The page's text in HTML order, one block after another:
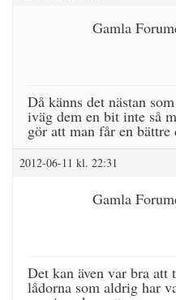
Gamla
Då känns det nästan
iväg dem en bit inte så
gör att man får en
2012-06-11 kl. 22:31
Gamla
Det kan även var bra att
lådorna som aldrig har